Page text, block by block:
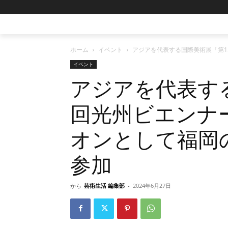
ホーム イベント アジアを代表する国際美術展「第
イベント
アジアを代表す
回光州ビエンナ
オンとして福岡
参加
から 芸術生活 編集部 - 2024年6月27日